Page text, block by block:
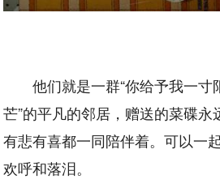
他们就是一群“你给予我一
芒”的平凡的邻居，赠送的菜碟
有悲有喜都一同陪伴着。可以一
欢呼和落泪。